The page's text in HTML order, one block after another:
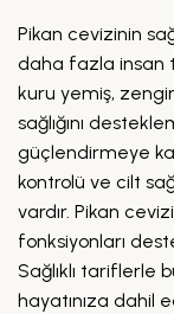
Pikan cevizinin
daha fazla insan
kuru yemiş,
sağlığını
güçlendirmeye
kontrolü ve cilt
vardır. Pikan
fonksiyonları
Sağlıklı tariflerle
hayatınıza dahil